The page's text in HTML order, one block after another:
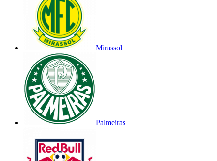
Mirassol
Palmeiras